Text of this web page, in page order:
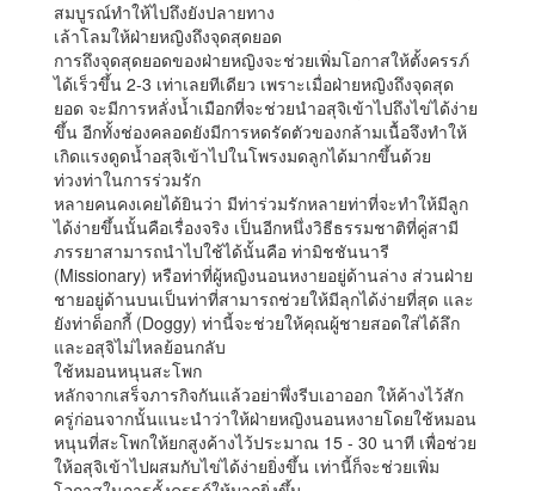
สมบูรณ์ทำให้ไปถึงยังปลายทาง
เล้าโลมให้ฝ่ายหญิงถึงจุดสุดยอด
การถึงจุดสุดยอดของฝ่ายหญิงจะช่วยเพิ่มโอกาสให้ตั้งครรภ์
ได้เร็วขึ้น 2-3 เท่าเลยทีเดียว เพราะเมื่อฝ่ายหญิงถึงจุดสุด
ยอด จะมีการหลั่งน้ำเมือกที่จะช่วยนำอสุจิเข้าไปถึงไข่ได้ง่าย
ขึ้น อีกทั้งช่องคลอดยังมีการหดรัดตัวของกล้ามเนื้อจึงทำให้
เกิดแรงดูดน้ำอสุจิเข้าไปในโพรงมดลูกได้มากขึ้นด้วย
ท่วงท่าในการร่วมรัก
หลายคนคงเคยได้ยินว่า มีท่าร่วมรักหลายท่าที่จะทำให้มีลูก
ได้ง่ายขึ้นนั้นคือเรื่องจริง เป็นอีกหนึ่งวิธีธรรมชาติที่คู่สามี
ภรรยาสามารถนำไปใช้ได้นั้นคือ ท่ามิชชันนารี
(Missionary) หรือท่าที่ผู้หญิงนอนหงายอยู่ด้านล่าง ส่วนฝ่าย
ชายอยู่ด้านบนเป็นท่าที่สามารถช่วยให้มีลุกได้ง่ายที่สุด และ
ยังท่าด็อกกี้ (Doggy) ท่านี้จะช่วยให้คุณผู้ชายสอดใส่ได้ลึก
และอสุจิไม่ไหลย้อนกลับ
ใช้หมอนหนุนสะโพก
หลักจากเสร็จภารกิจกันแล้วอย่าพึ่งรีบเอาออก ให้ค้างไว้สัก
ครู่ก่อนจากนั้นแนะนำว่าให้ฝ่ายหญิงนอนหงายโดยใช้หมอน
หนุนที่สะโพกให้ยกสูงค้างไว้ประมาณ 15 - 30 นาที เพื่อช่วย
ให้อสุจิเข้าไปผสมกับไข่ได้ง่ายยิ่งขึ้น เท่านี้ก็จะช่วยเพิ่ม